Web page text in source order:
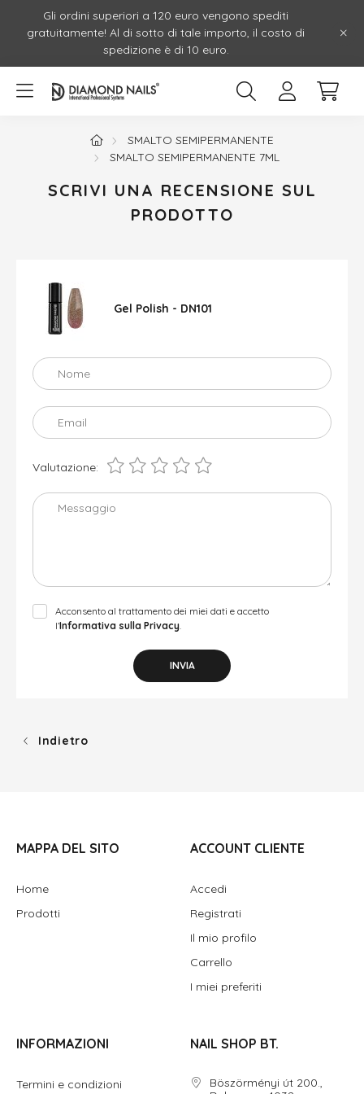
Gli ordini superiori a 120 euro vengono spediti
gratuitamente! Al di sotto di tale importo, il costo di
spedizione è di 10 euro.
SMALTO SEMIPERMANENTE
SMALTO SEMIPERMANENTE 7ML
SCRIVI UNA RECENSIONE SUL
PRODOTTO
Gel Polish - DN101
Nome
Email
Valutazione:
Messaggio
Acconsento al trattamento dei miei dati e accetto
l’Informativa sulla Privacy
INVIA
Indietro
MAPPA DEL SITO
Home
Prodotti
ACCOUNT CLIENTE
Accedi
Registrati
Il mio profilo
Carrello
I miei preferiti
INFORMAZIONI
Termini e condizioni
NAIL SHOP BT.
Böszörményi út 200.,